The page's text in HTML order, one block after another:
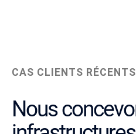
CAS CLIENTS RÉCENTS
Nous